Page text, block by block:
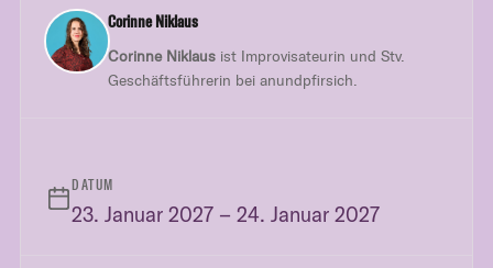
Corinne Niklaus
Corinne Niklausist Improvisateurin und Stv.
Geschäftsführerin bei anundpfirsich.
DATUM
23. Januar 2027 – 24. Januar 2027